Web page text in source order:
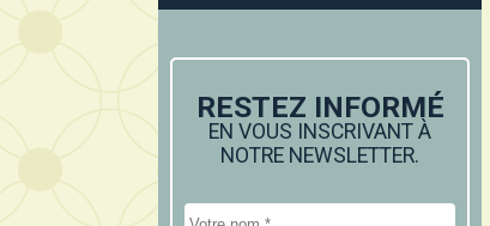
RESTEZ INFORMÉ
EN VOUS INSCRIVANT À
NOTRE NEWSLETTER.